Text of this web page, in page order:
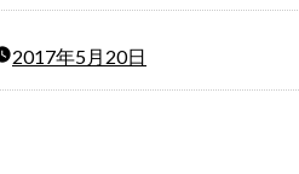
2017年5月20日